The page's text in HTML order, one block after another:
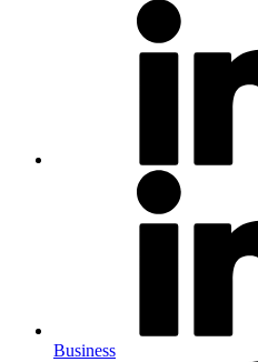
Business